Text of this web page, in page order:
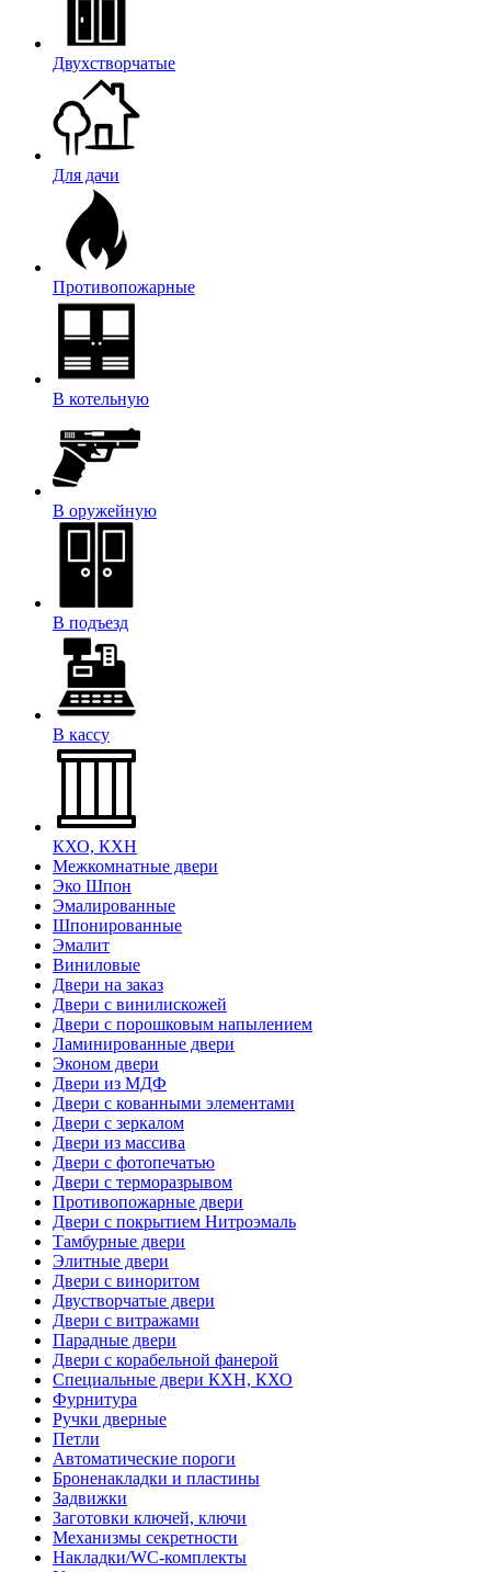
Двухстворчатые
Для дачи
Противопожарные
В котельную
В оружейную
В подъезд
В кассу
КХО, КХН
Межкомнатные двери
Эко Шпон
Эмалированные
Шпонированные
Эмалит
Виниловые
Двери на заказ
Двери с винилискожей
Двери с порошковым напылением
Ламинированные двери
Эконом двери
Двери из МДФ
Двери с кованными элементами
Двери с зеркалом
Двери из массива
Двери с фотопечатью
Двери с терморазрывом
Противопожарные двери
Двери с покрытием Нитроэмаль
Тамбурные двери
Элитные двери
Двери с виноритом
Двустворчатые двери
Двери с витражами
Парадные двери
Двери с корабельной фанерой
Специальные двери КХН, КХО
Фурнитура
Ручки дверные
Петли
Автоматические пороги
Броненакладки и пластины
Задвижки
Заготовки ключей, ключи
Механизмы секретности
Накладки/WC-комплекты